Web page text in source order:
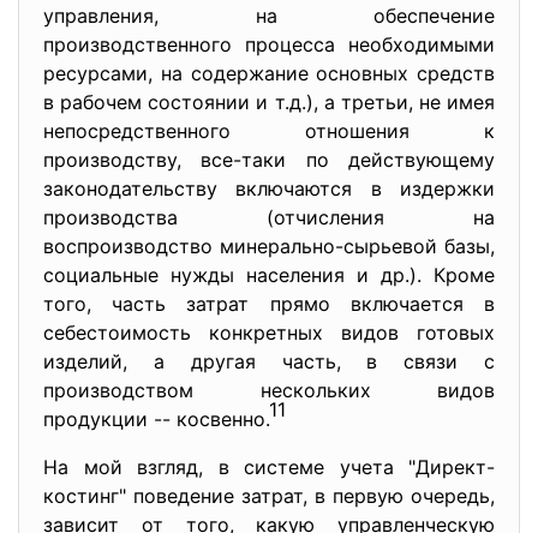
управления, на обеспечение
производственного процесса необходимыми
ресурсами, на содержание основных средств
в рабочем состоянии и т.д.), а третьи, не имея
непосредственного отношения к
производству, все-таки по действующему
законодательству включаются в издержки
производства (отчисления на
воспроизводство минерально-сырьевой базы,
социальные нужды населения и др.). Кроме
того, часть затрат прямо включается в
себестоимость конкретных видов готовых
изделий, а другая часть, в связи с
производством нескольких видов
продукции -- косвенно.11
На мой взгляд, в системе учета "Директ-
костинг" поведение затрат, в первую очередь,
зависит от того, какую управленческую